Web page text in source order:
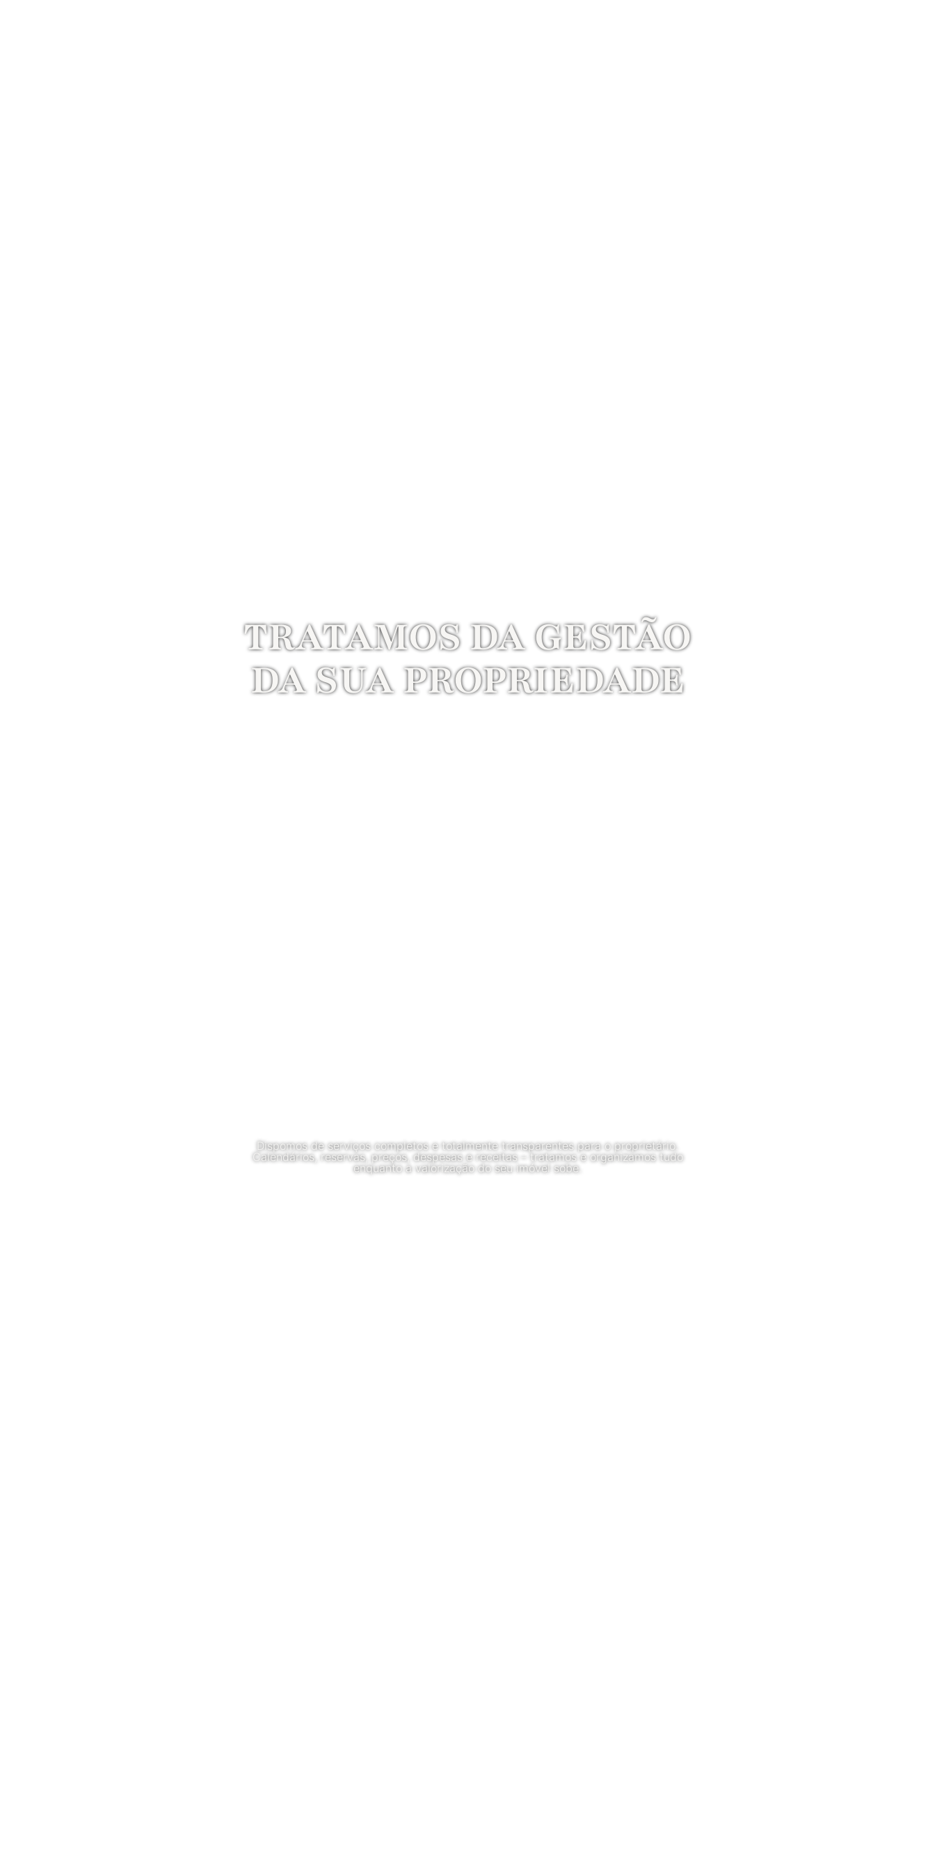
TRATAMOS DA GESTÃO
DA SUA PROPRIEDADE
Dispomos de serviços completos e totalmente transparentes para o proprietário.
Calendários, reservas, preços, despesas e receitas – tratamos e organizamos tudo
enquanto a valorização do seu imóvel sobe.